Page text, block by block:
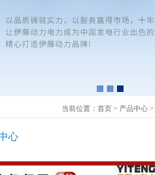
当前位置： 首页 > 产品中心 >
心